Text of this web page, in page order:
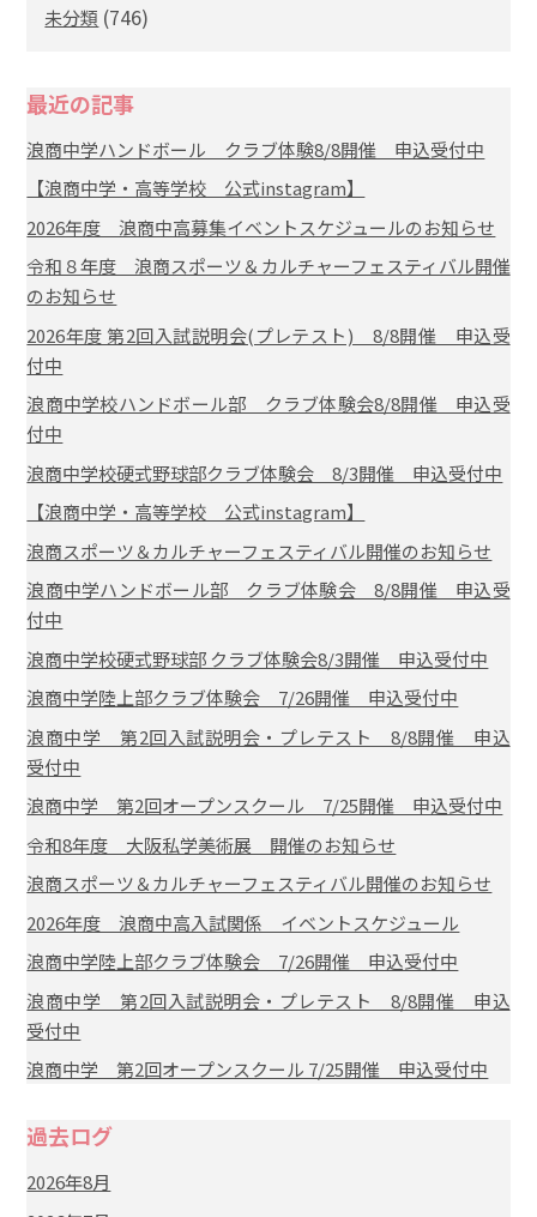
未分類 (746)
最近の記事
浪商中学ハンドボール クラブ体験8/8開催 申込受付中
【浪商中学・高等学校 公式instagram】
2026年度 浪商中高募集イベントスケジュールのお知らせ
令和８年度 浪商スポーツ＆カルチャーフェスティバル開催
のお知らせ
2026年度 第2回入試説明会(プレテスト) 8/8開催 申込受
付中
浪商中学校ハンドボール部 クラブ体験会8/8開催 申込受
付中
浪商中学校硬式野球部クラブ体験会 8/3開催 申込受付中
【浪商中学・高等学校 公式instagram】
浪商スポーツ＆カルチャーフェスティバル開催のお知らせ
浪商中学ハンドボール部 クラブ体験会 8/8開催 申込受
付中
浪商中学校硬式野球部 クラブ体験会8/3開催 申込受付中
浪商中学陸上部クラブ体験会 7/26開催 申込受付中
浪商中学 第2回入試説明会・プレテスト 8/8開催 申込
受付中
浪商中学 第2回オープンスクール 7/25開催 申込受付中
令和8年度 大阪私学美術展 開催のお知らせ
浪商スポーツ＆カルチャーフェスティバル開催のお知らせ
2026年度 浪商中高入試関係 イベントスケジュール
浪商中学陸上部クラブ体験会 7/26開催 申込受付中
浪商中学 第2回入試説明会・プレテスト 8/8開催 申込
受付中
浪商中学 第2回オープンスクール 7/25開催 申込受付中
過去ログ
2026年8月